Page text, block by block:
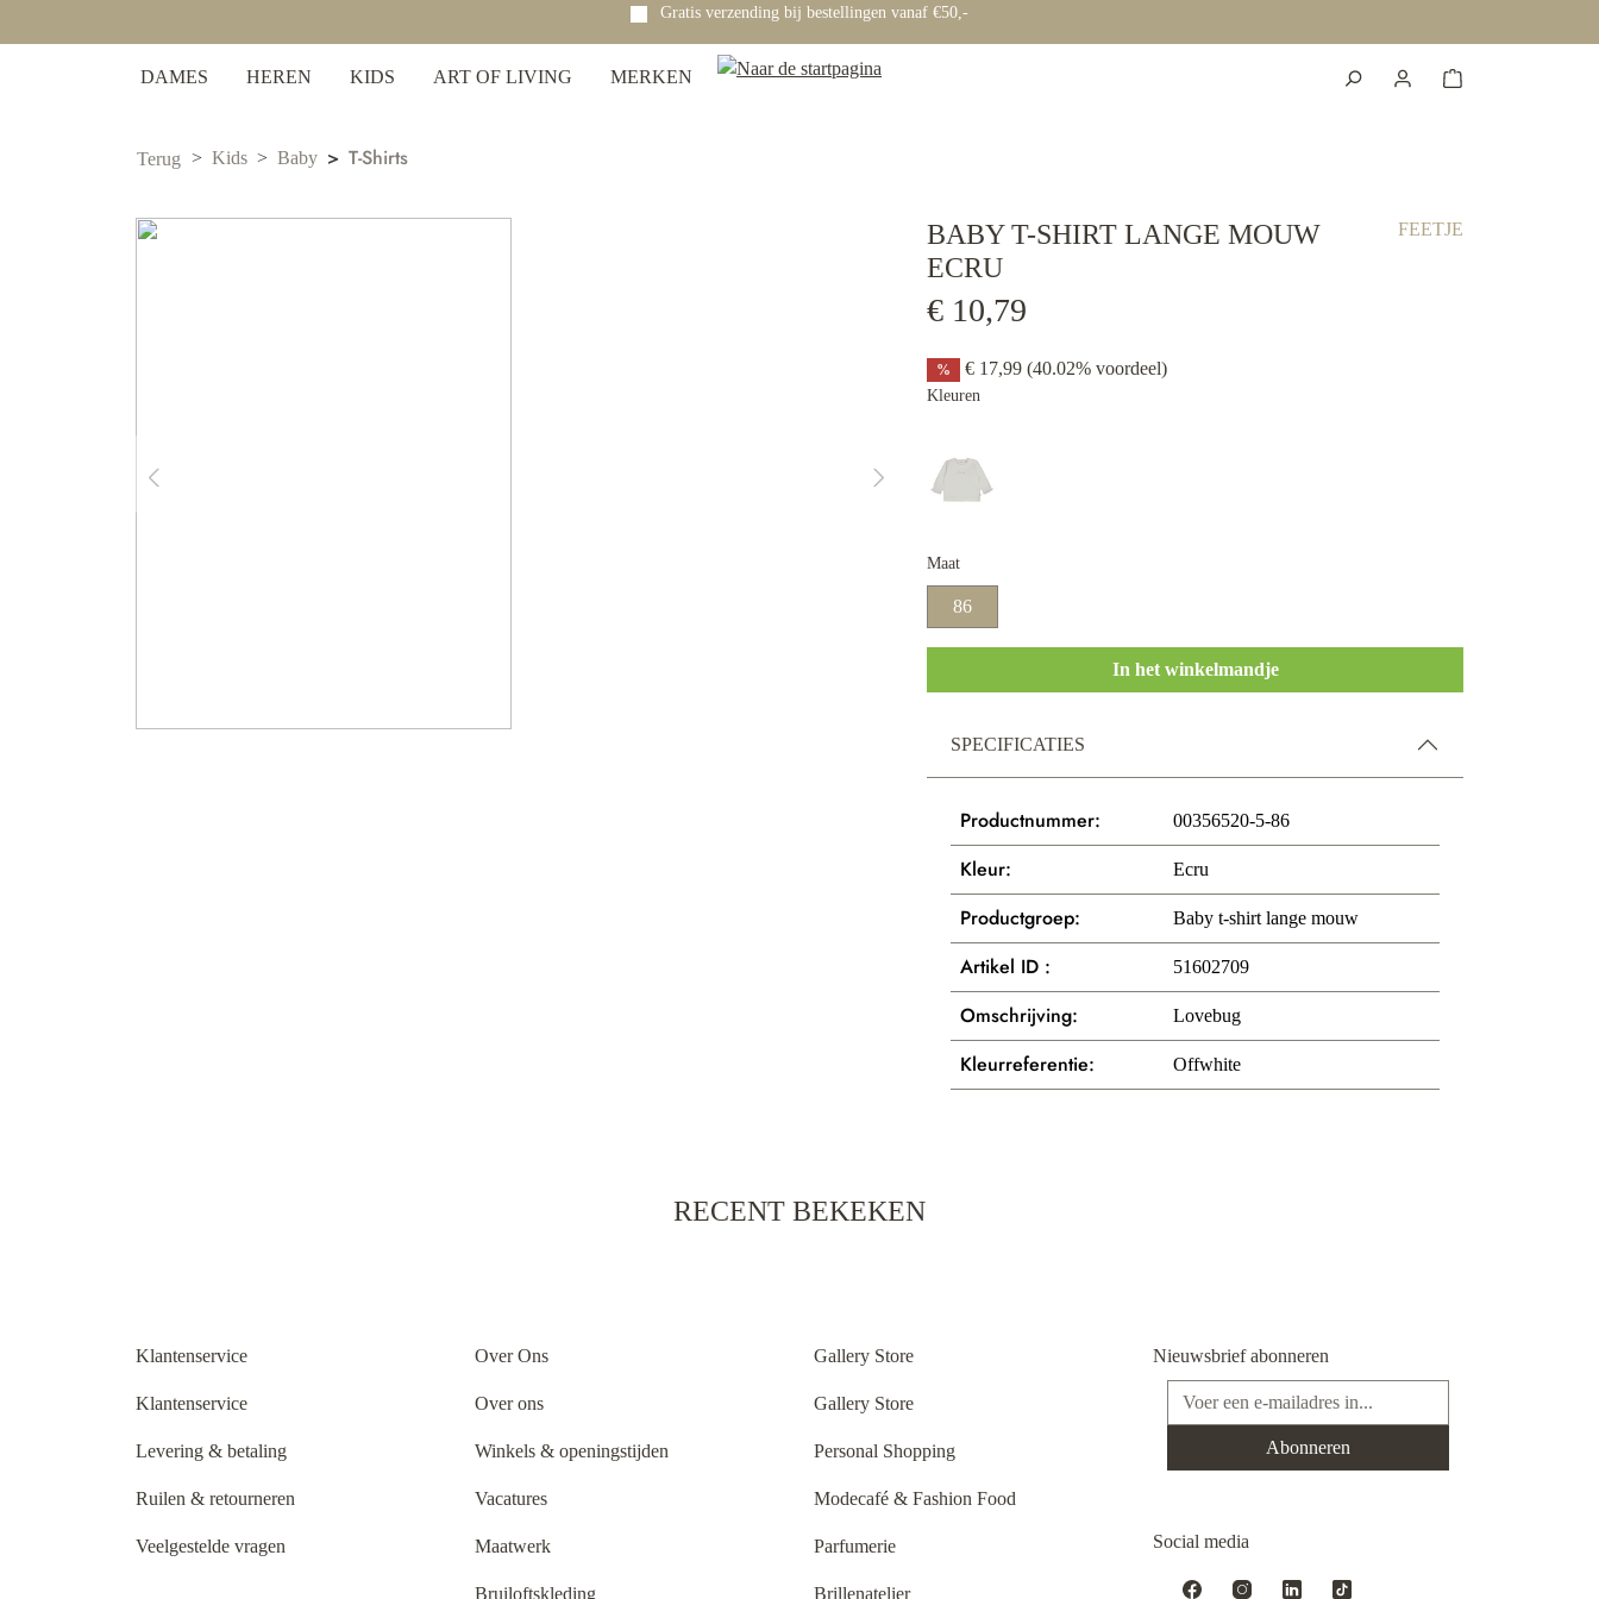
Gratis verzending bij bestellingen vanaf €50,-
DAMES HEREN KIDS ART OF LIVING MERKEN
Terug Kids Baby T-Shirts
BABY T-SHIRT LANGE MOUW
ECRU
FEETJE
€ 10,79
% € 17,99 (40.02% voordeel)
Kleuren
Maat
86
In het winkelmandje
SPECIFICATIES
Productnummer: 00356520-5-86
Kleur: Ecru
Productgroep: Baby t-shirt lange mouw
Artikel ID : 51602709
Omschrijving: Lovebug
Kleurreferentie: Offwhite
RECENT BEKEKEN
Klantenservice
Klantenservice
Levering & betaling
Ruilen & retourneren
Veelgestelde vragen
Over Ons
Over ons
Winkels & openingstijden
Vacatures
Maatwerk
Bruiloftskleding
Gallery Store
Gallery Store
Personal Shopping
Modecafé & Fashion Food
Parfumerie
Brillenatelier
Nieuwsbrief abonneren
E-mailadres*
Abonneren
Social media